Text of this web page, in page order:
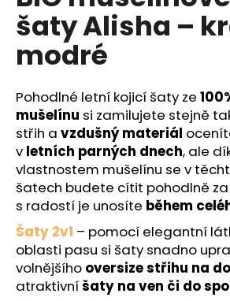
0,0
z
5
hvězdiček.
šaty Alisha –
modré
Pohodlné letní kojicí šaty ze
mušelínu si zamilujete stejně
střih a vzdušný materiál
v letních parných dnech, ale
vlastnostem mušelínu se v
šatech budete cítit pohodlně
s radostí je unosíte během
Šaty 2v1 – pomocí elegantní
oblasti pasu si šaty snadno
volnějšího oversize střihu na
atraktivníšaty na ven či do
u
j
e
m
e